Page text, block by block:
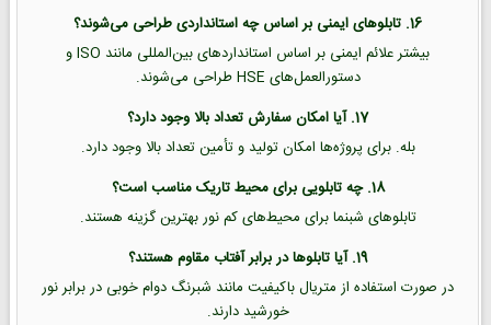
16. تابلوهای ایمنی بر اساس چه استانداردی طراحی می‌شوند؟
بیشتر علائم ایمنی بر اساس استانداردهای بین‌المللی مانند ISO و
دستورالعمل‌های HSE طراحی می‌شوند.
17. آیا امکان سفارش تعداد بالا وجود دارد؟
بله. برای پروژه‌ها امکان تولید و تأمین تعداد بالا وجود دارد.
18. چه تابلویی برای محیط تاریک مناسب است؟
تابلوهای شبنما برای محیط‌های کم نور بهترین گزینه هستند.
19. آیا تابلوها در برابر آفتاب مقاوم هستند؟
در صورت استفاده از متریال باکیفیت مانند شبرنگ دوام خوبی در برابر نور
خورشید دارند.